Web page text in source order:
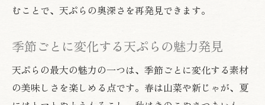
むことで、天ぷらの奥深さを再発見できます。
季節ごとに変化する天ぷらの魅力発見
天ぷらの最大の魅力の一つは、季節ごとに変化する素材
の美味しさを楽しめる点です。春は山菜や新じゃが、夏